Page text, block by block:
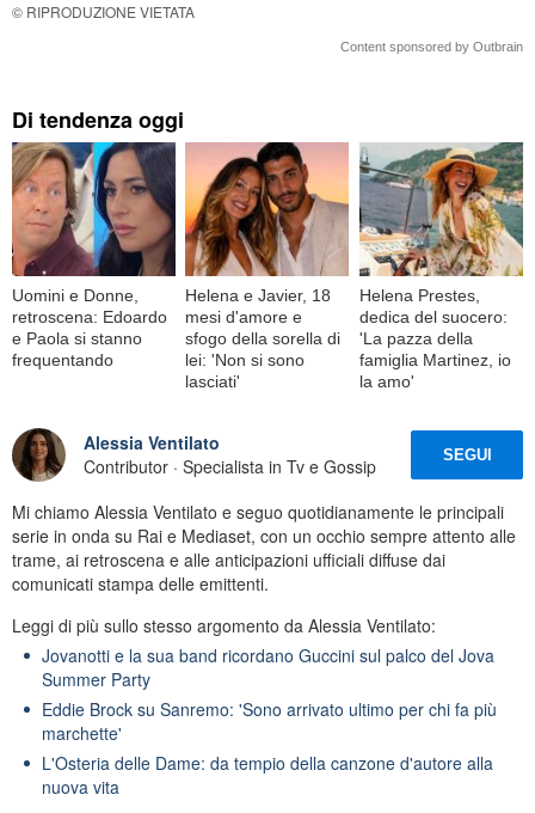
© RIPRODUZIONE VIETATA
Content sponsored by Outbrain
Di tendenza oggi
Uomini e Donne,
retroscena: Edoardo
e Paola si stanno
frequentando
Helena e Javier, 18
mesi d'amore e
sfogo della sorella di
lei: 'Non si sono
lasciati'
Helena Prestes,
dedica del suocero:
'La pazza della
famiglia Martinez, io
la amo'
Alessia Ventilato
Contributor · Specialista in Tv e Gossip
SEGUI
Mi chiamo Alessia Ventilato e seguo quotidianamente le principali
serie in onda su Rai e Mediaset, con un occhio sempre attento alle
trame, ai retroscena e alle anticipazioni ufficiali diffuse dai
comunicati stampa delle emittenti.
Leggi di più sullo stesso argomento da Alessia Ventilato:
Jovanotti e la sua band ricordano Guccini sul palco del Jova
Summer Party
Eddie Brock su Sanremo: 'Sono arrivato ultimo per chi fa più
marchette'
L'Osteria delle Dame: da tempio della canzone d'autore alla
nuova vita